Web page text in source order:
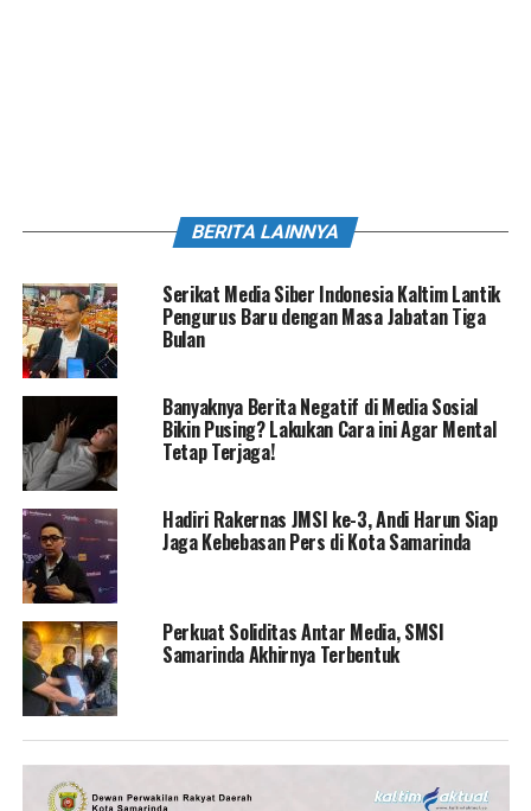
BERITA LAINNYA
Serikat Media Siber Indonesia Kaltim Lantik
Pengurus Baru dengan Masa Jabatan Tiga
Bulan
Banyaknya Berita Negatif di Media Sosial
Bikin Pusing? Lakukan Cara ini Agar Mental
Tetap Terjaga!
Hadiri Rakernas JMSI ke-3, Andi Harun Siap
Jaga Kebebasan Pers di Kota Samarinda
Perkuat Soliditas Antar Media, SMSI
Samarinda Akhirnya Terbentuk